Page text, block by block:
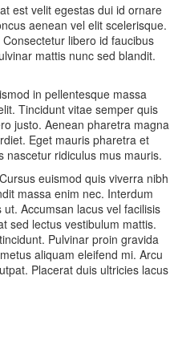
est velit egestas dui id ornare
aenean vel elit scelerisque.
libero id faucibus
mattis nunc sed blandit.
in pellentesque massa
Tincidunt vitae semper quis
justo. Aenean pharetra magna
Eget mauris pharetra et
nascetur ridiculus mus mauris.
euismod quis viverra nibh
massa enim nec. Interdum
Accumsan lacus vel facilisis
sed lectus vestibulum mattis.
Pulvinar proin gravida
aliquam eleifend mi. Arcu
Placerat duis ultricies lacus